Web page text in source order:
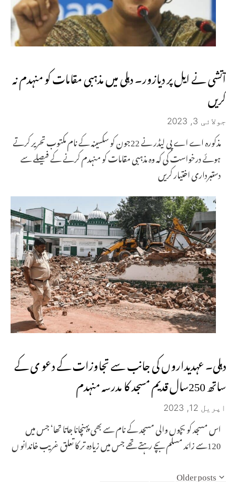
آتشی نے ایل پر دیازور۔ دہلی میں مذہبی مقامات کو منہدم نہ
کریں
جولائی 3, 2023
مذکورہ اے اے پی لیڈر نے 22جون کو سکسینہ کے نام مکتوب تحریر کرتے
ہوئے درخواست کی کہ وہ مذہبی مقامات کو منہدم کرنے کے فیصلے سے
دستبرداری اختیار کریں
دہلی۔ عہدیداروں کی جانب سے تجاوزات کے دعو ی کے
ساتھ 250سال قدیم مسجد کا مدرسہ منہدم
اپریل 12, 2023
اس مسجد کو بچوں والی مسجد کے نام سے بھی پہنچانا جاتا تھا‘ جس میں
120سے زائد مسلم بچے رہتے تھے جس میں زیادہ تر کا تعلق غریب خاندانو ں
Older posts